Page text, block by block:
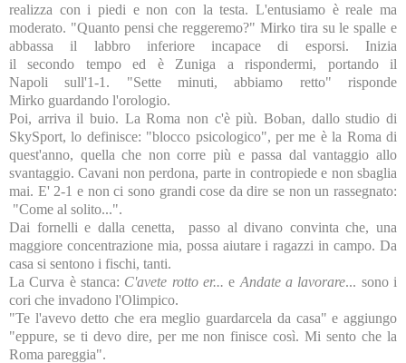
realizza con i piedi e non con la testa. L'entusiamo è reale ma
moderato. "Quanto pensi che reggeremo?" Mirko tira su le spalle e
abbassa il labbro inferiore incapace di esporsi. Inizia
il secondo tempo ed è Zuniga a rispondermi, portando il
Napoli sull'1-1. "Sette minuti, abbiamo retto" risponde
Mirko guardando l'orologio.
Poi, arriva il buio. La Roma non c'è più. Boban, dallo studio di
SkySport, lo definisce: "blocco psicologico", per me è la Roma di
quest'anno, quella che non corre più e passa dal vantaggio allo
svantaggio. Cavani non perdona, parte in contropiede e non sbaglia
mai. E' 2-1 e non ci sono grandi cose da dire se non un rassegnato:
"Come al solito...".
Dai fornelli e dalla cenetta, passo al divano convinta che, una
maggiore concentrazione mia, possa aiutare i ragazzi in campo. Da
casa si sentono i fischi, tanti.
La Curva è stanca: C'avete rotto er... e Andate a lavorare... sono i
cori che invadono l'Olimpico.
"Te l'avevo detto che era meglio guardarcela da casa" e aggiungo
"eppure, se ti devo dire, per me non finisce così. Mi sento che la
Roma pareggia".